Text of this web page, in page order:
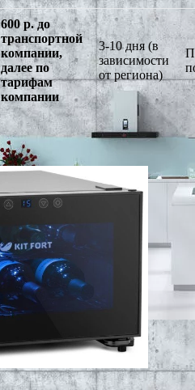
600 р. до
транспортной
компании,
далее по
тарифам
компании
3-10 дня (в
зависимости
от региона)